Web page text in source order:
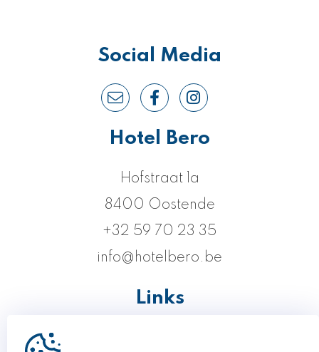
Hotel Bero
Hofstraat 1a
8400 Oostende
+32 59 70 23 35
info@hotelbero.be
Links
Social Media